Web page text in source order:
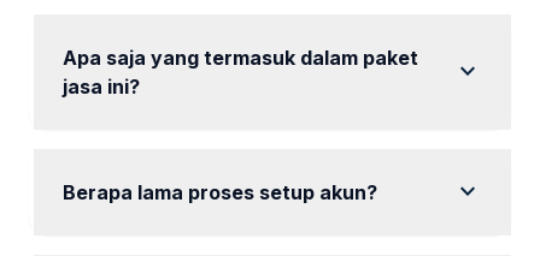
Apa saja yang termasuk dalam paket
jasa ini?
expand_more
Berapa lama proses setup akun? expand_more